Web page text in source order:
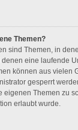
Themen?
sind Themen, in
eine laufende
können aus vielen
gesperrt
eigenen Themen zu
erlaubt wurde.